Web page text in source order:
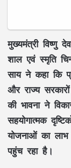
मुख्यमंत्री विष्णु
शाल एवं स्मृति
साय ने कहा कि
और राज्य
की भावना ने
सहयोगात्मक
योजनाओंका लाभ
पहुंच रहा है।